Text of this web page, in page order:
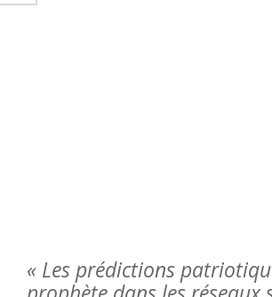
« Les prédictions